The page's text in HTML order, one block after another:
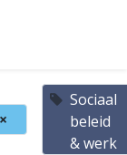
×
Sociaal
beleid
& werk